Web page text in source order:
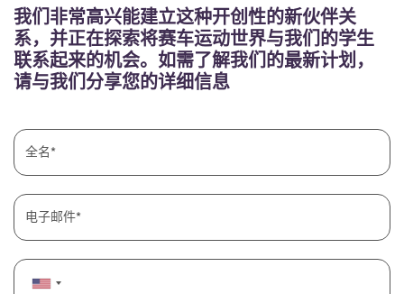
关于我们
地点
账户 语言
选择一个国家
English (GB)
English (US)
Portuguese
我们非常高兴能建立这种开创性的新伙伴关
系，并正在探索将赛车运动世界与我们的学生
联系起来的机会。如需了解我们的最新计划，
请与我们分享您的详细信息
全名
电子邮件